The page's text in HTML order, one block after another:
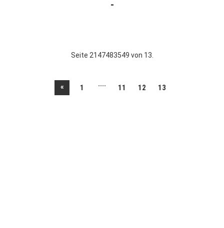
Seite 2147483549 von 13.
« 1 .... 11 12 13